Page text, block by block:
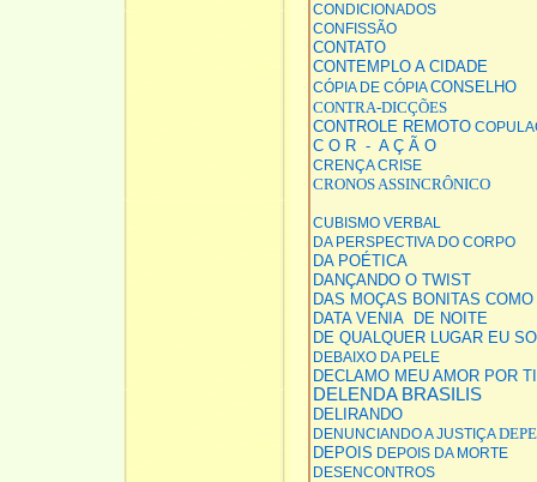
CONDICIONADOS
CONFISSÃO
CONTATO
CONTEMPLO A CIDADE
CÓPIA DE CÓPIA CONSELHO
CONTRA-DICÇÕES
CONTROLE REMOTO
C O R - A Ç Ã O
CRENÇA CRISE
CRONOS ASSINCRÔNICO
CUBISMO VERBAL
DA PERSPECTIVA DO CORPO
DA POÉTICA
DANÇANDO O TWIST
DAS MOÇAS BONITAS
DATA VENIA
DE NOITE
DE QUALQUER LUGAR EU
DEBAIXO DA PELE
DECLAMO MEU AMOR POR TI
DELENDA BRASILIS
DELIRANDO
DENUNCIANDO A JUSTIÇA
DEPOIS DEPOIS DA MORTE
DESENCONTROS